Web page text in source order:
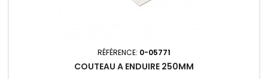
RÉFÉRENCE: 0-05771
COUTEAU A ENDUIRE 250MM